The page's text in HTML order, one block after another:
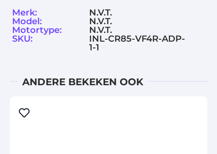
Merk:
N.V.T.
Model:
N.V.T.
Motortype:
N.V.T.
SKU:
INL-CR85-VF4R-ADP-
1-1
ANDERE BEKEKEN OOK